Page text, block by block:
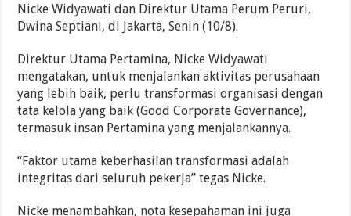
Nicke Widyawati dan Direktur Utama Perum Peruri,
Dwina Septiani, di Jakarta, Senin (10/8).
Direktur Utama Pertamina, Nicke Widyawati
mengatakan, untuk menjalankan aktivitas perusahaan
yang lebih baik, perlu transformasi organisasi dengan
tata kelola yang baik (Good Corporate Governance),
termasuk insan Pertamina yang menjalankannya.
“Faktor utama keberhasilan transformasi adalah
integritas dari seluruh pekerja” tegas Nicke.
Nicke menambahkan, nota kesepahaman ini juga